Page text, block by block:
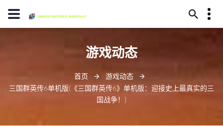
13594780370
毕节市代耳山145号
游戏动态
首页
游戏动态
三国群英传6单机版(《三国群英传6》单机版：迎接史上最真实的三
国战争！)